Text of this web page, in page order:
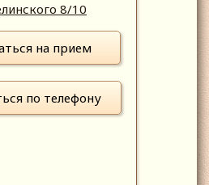
8/10
на прием
по телефону